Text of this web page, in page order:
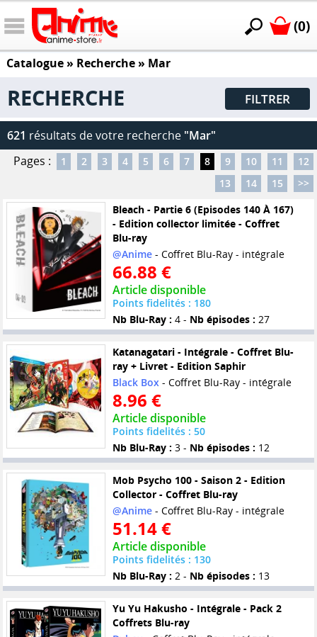
(0)
Catalogue» Recherche » Mar
RECHERCHE FILTRER
621 résultats de votre recherche "Mar"
Pages :
1 2 3 4 5 6 7 8 9 10 11
12
13
14 15
>>
Bleach - Partie 6 (Episodes 140 À 167)
- Edition collector limitée - Coffret
Blu-ray
@Anime- Coffret Blu-Ray - intégrale
66.88 €
Article disponible
Points fidelités : 180
Nb Blu-Ray : 4 - Nb épisodes : 27
Katanagatari - Intégrale - Coffret Blu-
ray + Livret - Edition Saphir
Black Box- Coffret Blu-Ray - intégrale
8.96 €
Article disponible
Points fidelités : 50
Nb Blu-Ray : 3 - Nb épisodes : 12
Mob Psycho 100 - Saison 2 - Edition
Collector - Coffret Blu-ray
@Anime- Coffret Blu-Ray - intégrale
51.14 €
Article disponible
Points fidelités : 130
Nb Blu-Ray : 2 - Nb épisodes : 13
Yu Yu Hakusho - Intégrale - Pack 2
Coffrets Blu-ray